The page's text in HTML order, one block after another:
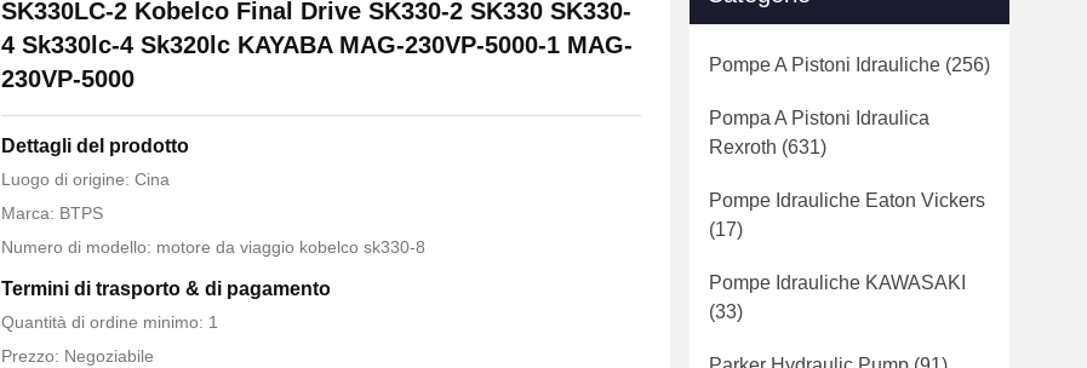
SK330LC-2 Kobelco Final Drive SK330-2 SK330 SK330-
4 Sk330lc-4 Sk320lc KAYABA MAG-230VP-5000-1 MAG-
230VP-5000
Dettagli del prodotto
Luogo di origine: Cina
Marca: BTPS
Numero di modello: motore da viaggio kobelco sk330-8
Termini di trasporto & di pagamento
Quantità di ordine minimo: 1
Prezzo: Negoziabile
Pompe A Pistoni Idrauliche (256)
Pompa A Pistoni Idraulica
Rexroth (631)
Pompe Idrauliche Eaton Vickers
(17)
Pompe Idrauliche KAWASAKI
(33)